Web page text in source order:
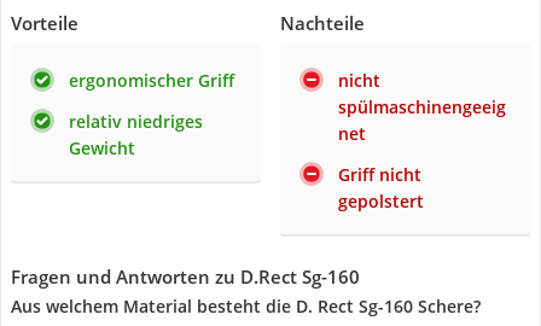
Vorteile
ergonomischer Griff
relativ niedriges
Gewicht
Nachteile
nicht
spülmaschinengeeig
net
Griff nicht
gepolstert
Fragen und Antworten zu D.Rect Sg-160
Aus welchem Material besteht die D. Rect Sg-160 Schere?